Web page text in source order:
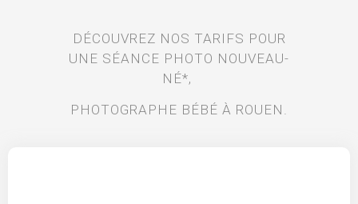
DÉCOUVREZ NOS TARIFS POUR
UNE SÉANCE PHOTO NOUVEAU-
NÉ*,
PHOTOGRAPHE BÉBÉ À ROUEN.